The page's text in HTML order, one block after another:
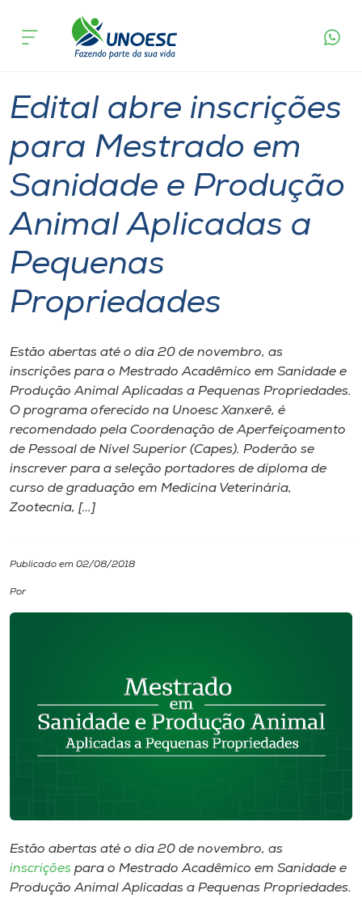
Cursos
Atendimento ao Estudante
Portal de Ensino
Unoesc
Internacionalização
I.nova
Diplomados
Cultura
Biblioteca
Museu
Selecione
o idioma
acontece
Pequenas Propriedades
Edital abre inscrições
para Mestrado em
Sanidade e Produção
Animal Aplicadas a
Pequenas
Propriedades
Estão abertas até o dia 20 de novembro, as
inscrições para o Mestrado Acadêmico em Sanidade e
Produção Animal Aplicadas a Pequenas Propriedades.
O programa oferecido na Unoesc Xanxerê, é
recomendado pela Coordenação de Aperfeiçoamento
de Pessoal de Nível Superior (Capes). Poderão se
inscrever para a seleção portadores de diploma de
curso de graduação em Medicina Veterinária,
Zootecnia, […]
Publicado em 02/08/2018
Por
Estão abertas até o dia 20 de novembro, as
inscrições para o Mestrado Acadêmico em Sanidade e
Produção Animal Aplicadas a Pequenas Propriedades.